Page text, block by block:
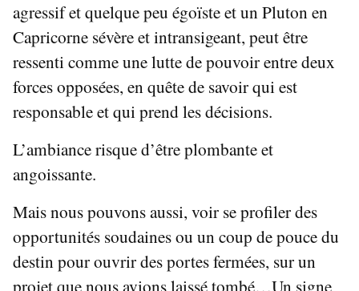
agressif et quelque peu égoïste et un Pluton en
Capricorne sévère et intransigeant, peut être
ressenti comme une lutte de pouvoir entre deux
forces opposées, en quête de savoir qui est
responsable et qui prend les décisions.
L’ambiance risque d’être plombante et
angoissante.
Mais nous pouvons aussi, voir se profiler des
opportunités soudaines ou un coup de pouce du
destin pour ouvrir des portes fermées, sur un
projet que nous avions laissé tombé…Un signe